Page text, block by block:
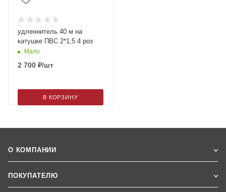
удленнитель 40 м на
катушке ПВС 2*1,5 4 роз
Мало
2 700 ₽/шт
В КОРЗИНУ
О КОМПАНИИ
ПОКУПАТЕЛЮ